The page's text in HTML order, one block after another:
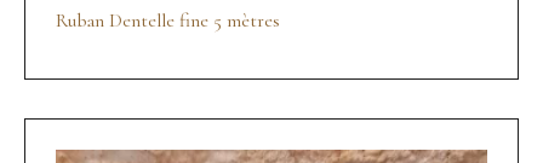
Ruban Dentelle fine 5 mètres